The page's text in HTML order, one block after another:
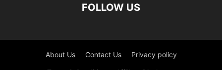
FOLLOW US
About Us Contact Us Privacy policy